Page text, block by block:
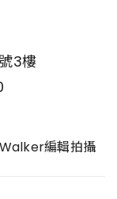
3樓
編輯拍攝